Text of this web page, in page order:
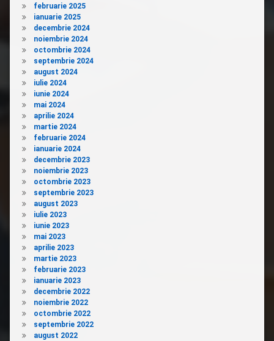
februarie 2025
ianuarie 2025
decembrie 2024
noiembrie 2024
octombrie 2024
septembrie 2024
august 2024
iulie 2024
iunie 2024
mai 2024
aprilie 2024
martie 2024
februarie 2024
ianuarie 2024
decembrie 2023
noiembrie 2023
octombrie 2023
septembrie 2023
august 2023
iulie 2023
iunie 2023
mai 2023
aprilie 2023
martie 2023
februarie 2023
ianuarie 2023
decembrie 2022
noiembrie 2022
octombrie 2022
septembrie 2022
august 2022